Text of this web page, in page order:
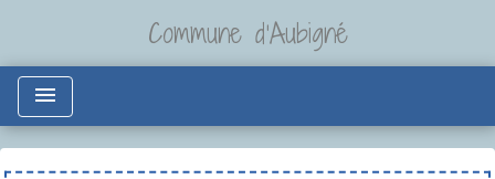
Commune d'Aubigné
menu